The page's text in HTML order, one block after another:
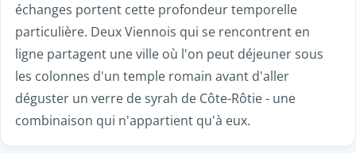
échanges portent cette profondeur temporelle
particulière. Deux Viennois qui se rencontrent en
ligne partagent une ville où l'on peut déjeuner sous
les colonnes d'un temple romain avant d'aller
déguster un verre de syrah de Côte-Rôtie - une
combinaison qui n'appartient qu'à eux.